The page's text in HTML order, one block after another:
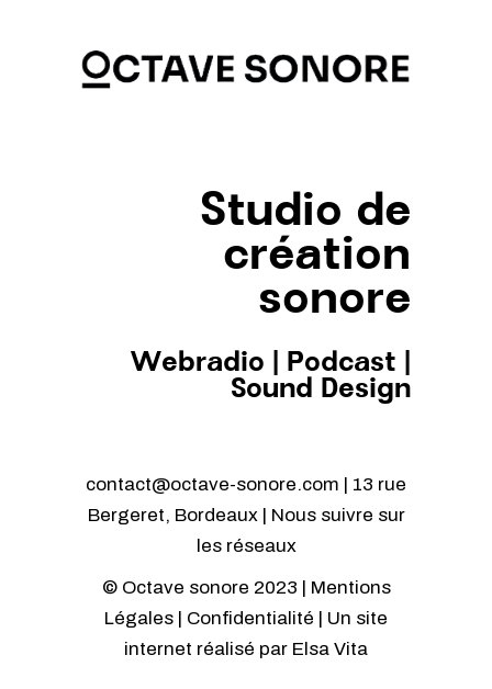
Studio de
création
sonore
Webradio Podcast
Sound Design
contact@octave-sonore.com | 13 rue
Bergeret, Bordeaux | Nous suivre sur
les réseaux
© Octave sonore 2023 | Mentions
Légales | Confidentialité | Un site
internet réalisé par Elsa Vita